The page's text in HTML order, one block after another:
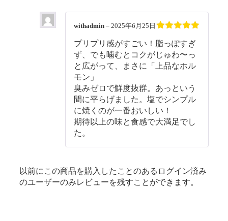
評価
withadmin – 2025年6月25日
プリプリ感がすごい！脂っぽすぎ
ず、でも噛むとコクがじゅわ〜っ
と広がって、まさに「上品なホル
モン」
臭みゼロで鮮度抜群。あっという
間に平らげました。塩でシンプル
に焼くのが一番おいしい！
期待以上の味と食感で大満足でし
た。
以前にこの商品を購入したことのあるログイン済み
のユーザーのみレビューを残すことができます。